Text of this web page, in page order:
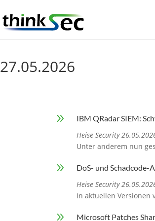
27.05.2026
9
IBM QRadar SIEM:
Heise Security
Unter anderem nun
9
DoS- und
Heise Security
In aktuellen Versionen
9 Microsoft Patches